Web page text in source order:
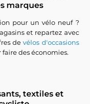
marques
pour un vélo neuf ?
et repartez avec
devélos d'occasions
des économies.
textiles et